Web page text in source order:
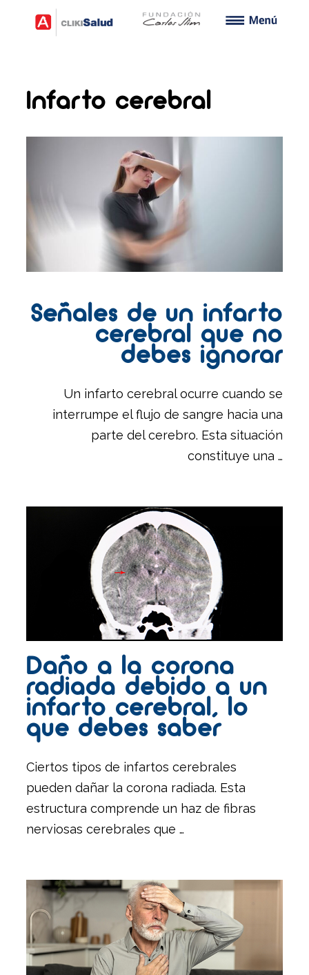
Infarto cerebral
Señales de un infarto
cerebral que no
debes ignorar
Un infarto cerebral ocurre cuando se
interrumpe el flujo de sangre hacia una
parte del cerebro. Esta situación
constituye una …
Daño a la corona
radiada debido a un
infarto cerebral, lo
que debes saber
Ciertos tipos de infartos cerebrales
pueden dañar la corona radiada. Esta
estructura comprende un haz de fibras
nerviosas cerebrales que …